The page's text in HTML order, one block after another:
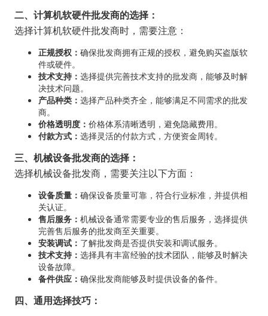
二、计算机软硬件批发商的选择：
选择计算机软硬件批发商时，需要注意：
正规授权： 确保批发商拥有正规的授权，避免购买盗版软
件或硬件。
技术支持： 选择提供完善技术支持的批发商，能够及时解
决技术问题。
产品种类： 选择产品种类齐全，能够满足不同需求的批发
商。
价格透明度： 价格体系清晰透明，避免隐藏费用。
付款方式： 选择灵活的付款方式，方便资金周转。
三、机械设备批发商的选择：
选择机械设备批发商，需要关注以下方面：
设备质量： 确保设备质量可靠，符合行业标准，并提供相
关认证。
售后服务： 机械设备通常需要专业的售后服务，选择提供
完善售后服务的批发商至关重要。
安装调试： 了解批发商是否提供安装和调试服务。
技术支持： 选择具有丰富经验的技术团队，能够及时解决
设备故障。
备件供应： 确保批发商能够及时提供设备的备件。
四、通用选择技巧：